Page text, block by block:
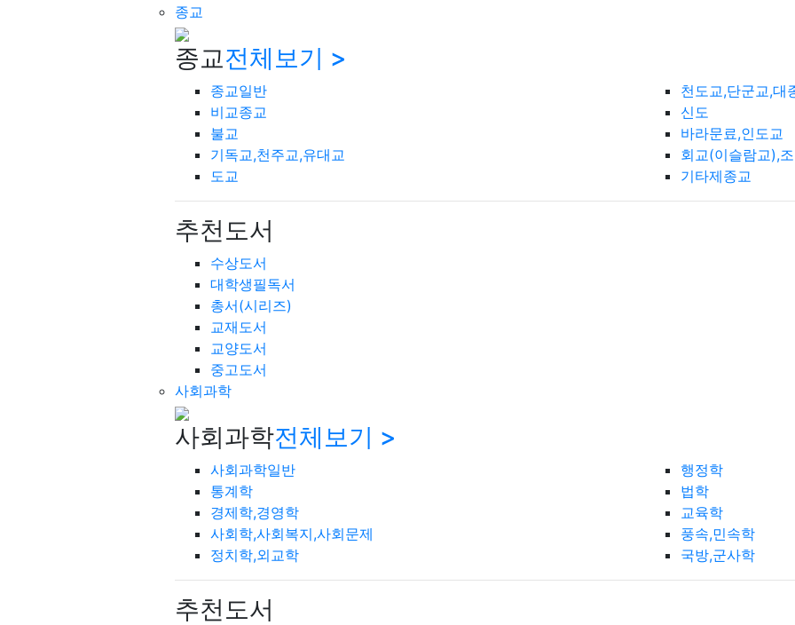
종교
종교전체보기 >
종교일반
비교종교
불교
기독교,천주교,유대교
도교
천도교,단군교,대
신도
바라문료,인도교
회교(이슬람교),
기타제종교
추천도서
수상도서
대학생필독서
총서(시리즈)
교재도서
교양도서
중고도서
사회과학
사회과학전체보기 >
사회과학일반
통계학
경제학,경영학
사회학,사회복지,사회문제
정치학,외교학
행정학
법학
교육학
풍속,민속학
국방,군사학
추천도서